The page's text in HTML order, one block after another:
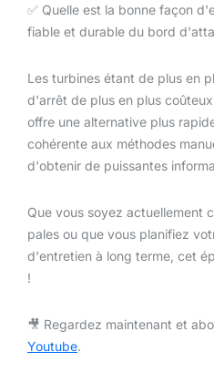
✅ Quelle est la bonne façon
fiable et durable du bord
Les turbines étant de plus en
d'arrêt de plus en plus
offre une alternative plus
cohérente aux méthodes
d'obtenir de puissantes
Que vous soyez actuellement
pales ou que vous planifiez
d'entretien à long terme, cet
!
🎥 Regardez maintenant et
Youtube.